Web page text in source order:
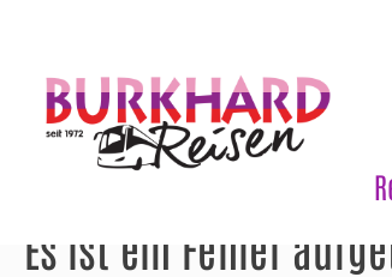
www.burkhard-reisen.de
Fehler 500
Es ist ein Fehler